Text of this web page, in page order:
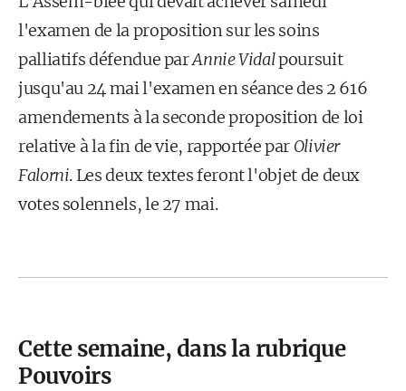
l'examen de la proposition sur les soins
palliatifs défendue parAnnie Vidalpoursuit
jusqu'au 24 mai l'examen en séance des 2 616
amendements à la seconde proposition de loi
relative à la fin de vie, rapportée par Olivier
Falorni. Les deux textes feront l'objet de deux
votes solennels, le 27 mai.
Cette semaine, dans la rubrique
Pouvoirs